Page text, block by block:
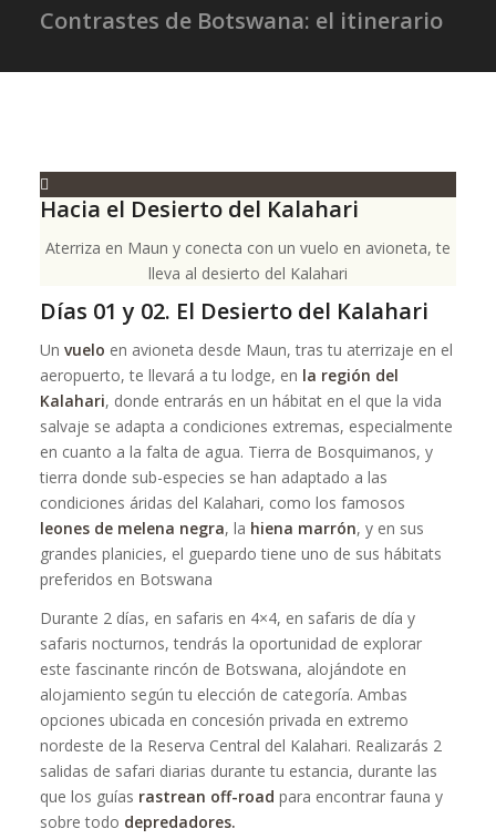
Contrastes de Botswana: el itinerario
Hacia el Desierto del Kalahari
Aterriza en Maun y conecta con un vuelo en avioneta, te
lleva al desierto del Kalahari
Días 01 y 02. El Desierto del Kalahari
Un vuelo en avioneta desde Maun, tras tu aterrizaje en el
aeropuerto, te llevará a tu lodge, en la región del
Kalahari, donde entrarás en un hábitat en el que la vida
salvaje se adapta a condiciones extremas, especialmente
en cuanto a la falta de agua. Tierra de Bosquimanos, y
tierra donde sub-especies se han adaptado a las
condiciones áridas del Kalahari, como los famosos
leones de melena negra, la hiena marrón, y en sus
grandes planicies, el guepardo tiene uno de sus hábitats
preferidos en Botswana
Durante 2 días, en safaris en 4×4, en safaris de día y
safaris nocturnos, tendrás la oportunidad de explorar
este fascinante rincón de Botswana, alojándote en
alojamiento según tu elección de categoría. Ambas
opciones ubicada en concesión privada en extremo
nordeste de la Reserva Central del Kalahari. Realizarás 2
salidas de safari diarias durante tu estancia, durante las
que los guías rastrean off-road para encontrar fauna y
sobre todo depredadores.